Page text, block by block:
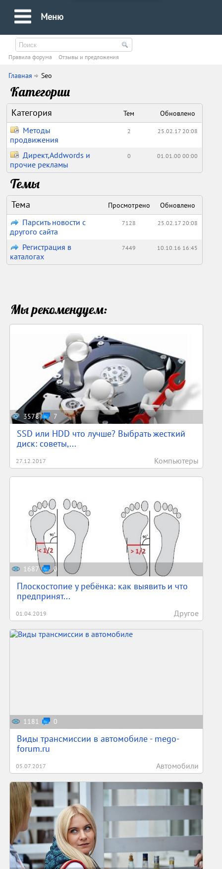
Меню
Правила форума Oтзывы и предложения
Главная Seo
Категории
Категория Тем Обновлено
Методы
продвижения
2 25.02.17 20:08
Директ,Addwords и
прочие рекламы
0 01.01.00 00:00
Темы
Тема Просмотрено Обновлено
Парсить новости с
другого сайта
7128 25.02.17 20:08
Регистрация в
каталогах
7449 10.10.16 16:45
Мы рекомендуем:
3578 7
SSD или HDD что лучше? Выбрать жесткий
диск: советы,...
27.12.2017 Компьютеры
1687 0
Плоскостопие у ребёнка: как выявить и что
предпринят...
01.04.2019 Другое
1181 0
Виды трансмиссии в автомобиле - mego-
forum.ru
05.07.2017 Автомобили